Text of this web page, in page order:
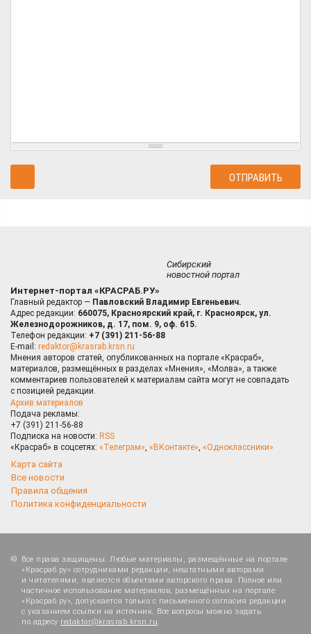
Сибирский
новостной портал
Интернет-портал «КРАСРАБ.РУ»
Главный редактор — Павловский Владимир Евгеньевич.
Адрес редакции: 660075, Красноярский край, г. Красноярск, ул.
Железнодорожников, д. 17, пом. 9, оф. 615.
Телефон редакции: +7 (391) 211-56-88
E-mail: redaktor@krasrab.krsn.ru
Мнения авторов статей, опубликованных на портале «Красраб»,
материалов, размещённых в разделах «Мнения», «Молва», а также
комментариев пользователей к материалам сайта могут не совпадать
с позицией редакции.
Архив материалов
Подача рекламы:
+7 (391) 211-56-88
Подписка на новости: RSS
«Красраб» в соцсетях: «Телеграм», «ВКонтакте», «Одноклассники»
Карта сайта
Все новости
Правила общения
Политика конфиденциальности
Все права защищены. Любые материалы, размещённые на портале
«Красраб.ру» сотрудниками редакции, нештатными авторами
и читателями, являются объектами авторского права. Полное или
частичное использование материалов, размещённых на портале
«Красраб.ру», допускается только с письменного согласия редакции
с указанием ссылки на источник. Все вопросы можно задать
по адресу redaktor@krasrab.krsn.ru.